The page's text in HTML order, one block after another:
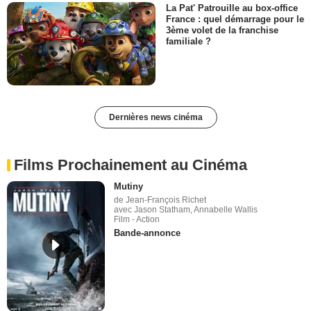
La Pat' Patrouille au box-office
France : quel démarrage pour le
3ème volet de la franchise
familiale ?
Dernières news cinéma
Films Prochainement au Cinéma
Mutiny
de Jean-François Richet
avec Jason Statham, Annabelle Wallis
Film - Action
Bande-annonce